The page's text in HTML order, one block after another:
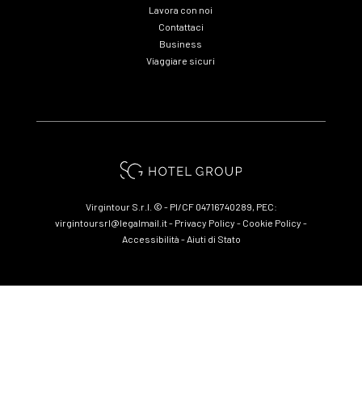
Lavora con noi
Contattaci
Business
Viaggiare sicuri
Virgintour S.r.l. © - PI/CF 04716740289, PEC:
virgintoursrl@legalmail.it- Privacy Policy - Cookie Policy -
Accessibilità - Aiuti di Stato